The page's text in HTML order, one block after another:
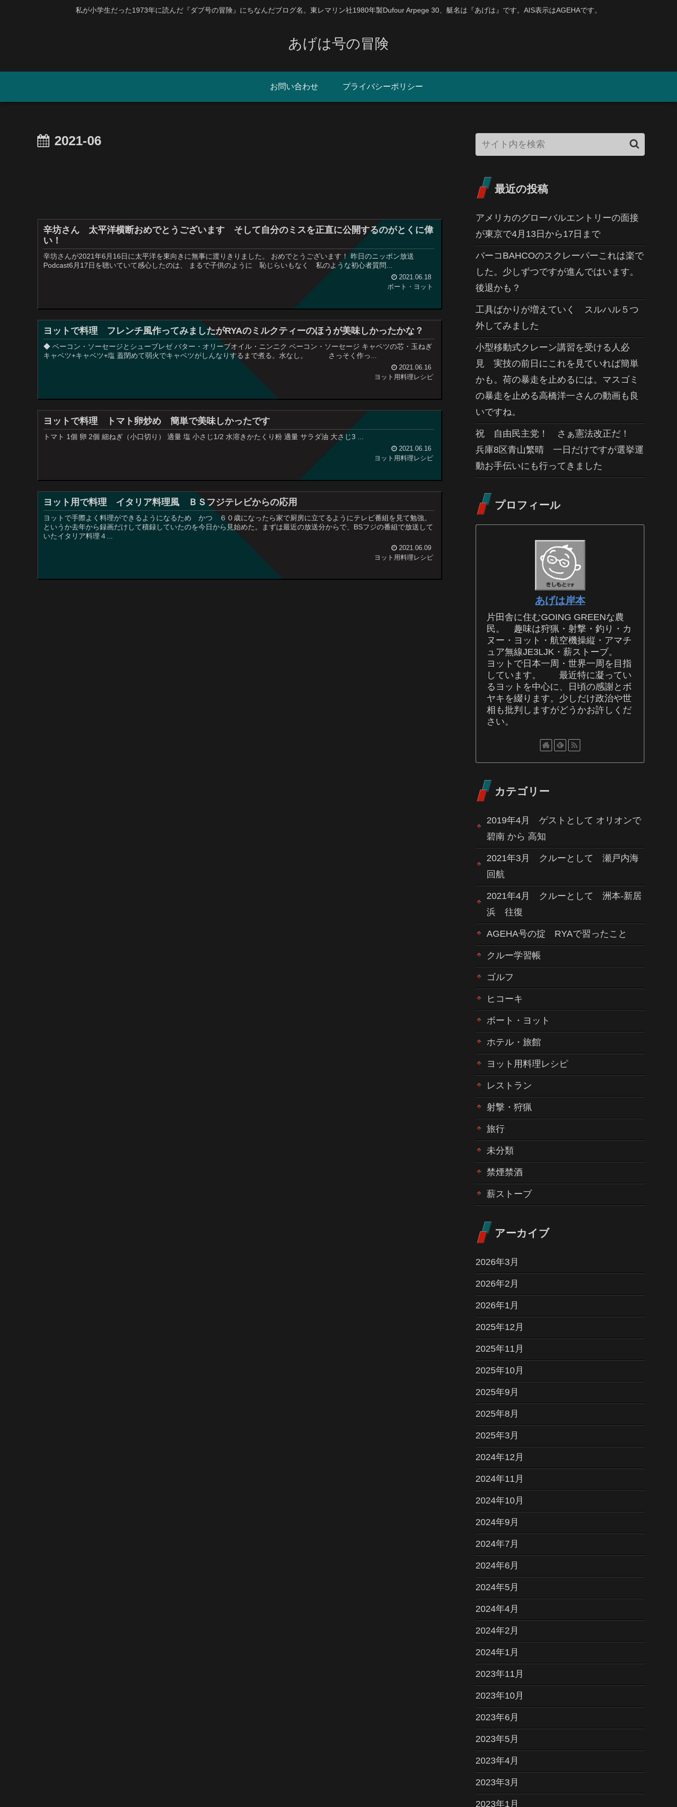
私が小学生だった1973年に読んだ『ダブ号の冒険』にちなんだブログ名。東レマリン社1980年製Dufour Arpege 30、艇名は『あげは』です。AIS表示はAGEHAです。
あげは号の冒険
お問い合わせ プライバシーポリシー
2021-06
辛坊さん 太平洋横断おめでとうございます そして自分のミスを正直に公開するのがとくに偉
い！
辛坊さんが2021年6月16日に太平洋を東向きに無事に渡りきりました。 おめでとうございます！ 昨日のニッポン放送
Podcast6月17日を聴いていて感心したのは、 まるで子供のように 恥じらいもなく 私のような初心者質問...
2021.06.18
ボート・ヨット
ヨットで料理 フレンチ風作ってみましたがRYAのミルクティーのほうが美味しかったかな？
◆ ベーコン・ソーセージとシューブレゼ バター・オリーブオイル・ニンニク ベーコン・ソーセージ キャベツの芯・玉ねぎ
キャベツ+キャベツ+塩 蓋閉めて弱火でキャベツがしんなりするまで煮る。水なし。 さっそく作っ...
2021.06.16
ヨット用料理レシピ
ヨットで料理 トマト卵炒め 簡単で美味しかったです
トマト 1個 卵 2個 細ねぎ（小口切り） 適量 塩 小さじ1/2 水溶きかたくり粉 適量 サラダ油 大さじ3 ...
2021.06.16
ヨット用料理レシピ
ヨット用で料理 イタリア料理風 ＢＳフジテレビからの応用
ヨットで手際よく料理ができるようになるため かつ ６０歳になったら家で厨房に立てるようにテレビ番組を見て勉強。
というか去年から録画だけして積録していたのを今日から見始めた。まずは最近の放送分からで、BSフジの番組で放送して
いたイタリア料理４...
2021.06.09
ヨット用料理レシピ
最近の投稿
アメリカのグローバルエントリーの面接
が東京で4月13日から17日まで
バーコBAHCOのスクレーパーこれは楽で
した。少しずつですが進んではいます。
後退かも？
工具ばかりが増えていく スルハル５つ
外してみました
小型移動式クレーン講習を受ける人必
見 実技の前日にこれを見ていれば簡単
かも。荷の暴走を止めるには。マスゴミ
の暴走を止める高橋洋一さんの動画も良
いですね。
祝 自由民主党！ さぁ憲法改正だ！
兵庫8区青山繁晴 一日だけですが選挙運
動お手伝いにも行ってきました
プロフィール
あげは岸本
片田舎に住むGOING GREENな農
民。 趣味は狩猟・射撃・釣り・カ
ヌー・ヨット・航空機操縦・アマチ
ュア無線JE3LJK・薪ストーブ。
ヨットで日本一周・世界一周を目指
しています。 最近特に凝ってい
るヨットを中心に、日頃の感謝とボ
ヤキを綴ります。少しだけ政治や世
相も批判しますがどうかお許しくだ
さい。
カテゴリー
2019年4月 ゲストとして オリオンで
碧南 から 高知
2021年3月 クルーとして 瀬戸内海
回航
2021年4月 クルーとして 洲本-新居
浜 往復
AGEHA号の掟 RYAで習ったこと
クルー学習帳
ゴルフ
ヒコーキ
ボート・ヨット
ホテル・旅館
ヨット用料理レシピ
レストラン
射撃・狩猟
旅行
未分類
禁煙禁酒
薪ストーブ
アーカイブ
2026年3月
2026年2月
2026年1月
2025年12月
2025年11月
2025年10月
2025年9月
2025年8月
2025年3月
2024年12月
2024年11月
2024年10月
2024年9月
2024年7月
2024年6月
2024年5月
2024年4月
2024年2月
2024年1月
2023年11月
2023年10月
2023年6月
2023年5月
2023年4月
2023年3月
2023年1月